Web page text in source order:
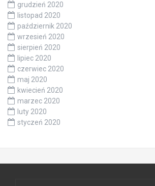
grudzień 2020
listopad 2020
październik 2020
wrzesień 2020
sierpień 2020
lipiec 2020
czerwiec 2020
maj 2020
kwiecień 2020
marzec 2020
luty 2020
styczeń 2020